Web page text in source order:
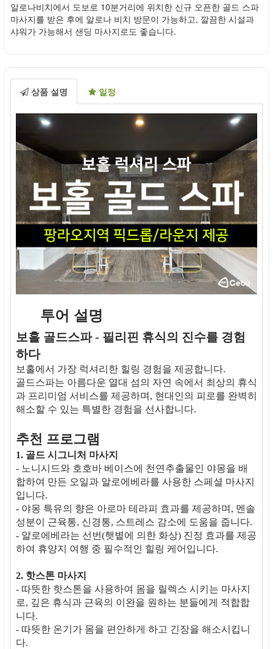
알로나비치에서 도보로 10분거리에 위치한 신규 오픈한 골드 스파
마사지를 받은 후에 알로나 비치 방문이 가능하고, 깔끔한 시설과
샤워가 가능해서 샌딩 마사지로도 좋습니다.
상품 설명 일정
투어 설명
보홀 골드스파 - 필리핀 휴식의 진수를 경험
하다
보홀에서 가장 럭셔리한 힐링 경험을 제공합니다.
골드스파는 아름다운 열대 섬의 자연 속에서 최상의 휴식
과 프리미엄 서비스를 제공하며, 현대인의 피로를 완벽히
해소할 수 있는 특별한 경험을 선사합니다.
추천 프로그램
1. 골드 시그니처 마사지
- 노니시드와 호호바 베이스에 천연추출물인 야몽을 배
합하여 만든 오일과 알로에베라를 사용한 스페셜 마사지
입니다.
- 야몽 특유의 향은 아로마 테라피 효과를 제공하며, 멘솔
성분이 근육통, 신경통, 스트레스 감소에 도움을 줍니다.
- 알로에베라는 선번(햇볕에 의한 화상) 진정 효과를 제공
하여 휴양지 여행 중 필수적인 힐링 케어입니다.
2. 핫스톤 마사지
- 따뜻한 핫스톤을 사용하여 몸을 릴렉스 시키는 마사지
로, 깊은 휴식과 근육의 이완을 원하는 분들에게 적합합
니다.
- 따뜻한 온기가 몸을 편안하게 하고 긴장을 해소시킵니
다.